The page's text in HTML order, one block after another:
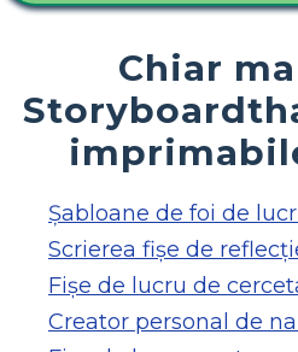
Chiar
Șabloane de foi de
Scrierea fișe de
Fișe de lucru de
Creator personal de